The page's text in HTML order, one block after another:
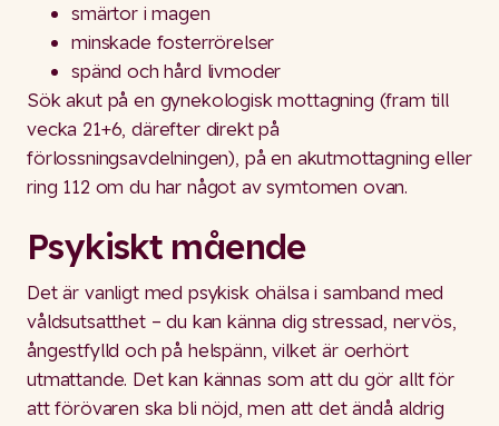
smärtor i magen
minskade fosterrörelser
spänd och hård livmoder
Sök akut på en gynekologisk mottagning (fram till
vecka 21+6, därefter direkt på
förlossningsavdelningen), på en akutmottagning eller
ring 112 om du har något av symtomen ovan.
Psykiskt mående
Det är vanligt med psykisk ohälsa i samband med
våldsutsatthet – du kan känna dig stressad, nervös,
ångestfylld och på helspänn, vilket är oerhört
utmattande. Det kan kännas som att du gör allt för
att förövaren ska bli nöjd, men att det ändå aldrig